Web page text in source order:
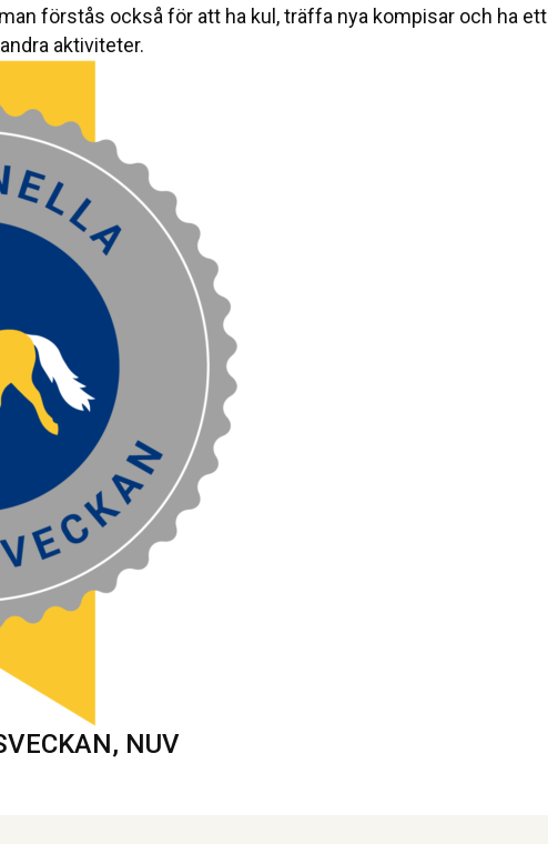
förstås också för att ha kul, träffa nya kompisar och ha ett
aktiviteter.
NUV